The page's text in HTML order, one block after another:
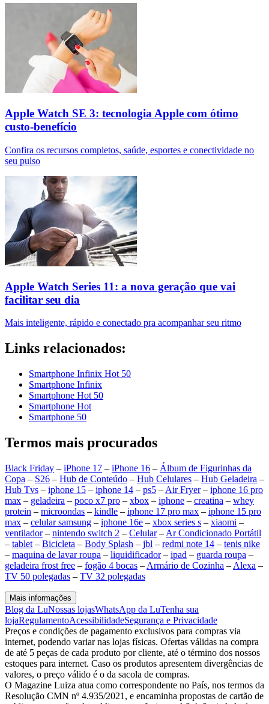
Apple Watch SE 3: tecnologia Apple com ótimo
custo-benefício
Confira os recursos completos, saúde, esportes e conectividade no
seu pulso
Apple Watch Series 11: a nova geração que vai
facilitar seu dia
Mais inteligente, rápido e conectado pra acompanhar seu ritmo
Links relacionados:
Smartphone Infinix Hot 50
Smartphone Infinix
Smartphone Hot 50
Smartphone Hot
Smartphone 50
Termos mais procurados
Black Friday – iPhone 17 – iPhone 16 – Álbum de Figurinhas da
Copa – S26 – Hub de Conteúdo – Hub Celulares – Hub Geladeira –
Hub Tvs – iphone 15 – iphone 14 – ps5 – Air Fryer– iphone 16 pro
max – geladeira – poco x7 pro – xbox – iphone – creatina – whey
protein – microondas – kindle – iphone 17 pro max – iphone 15 pro
max – celular samsung – iphone 16e – xbox series s – xiaomi –
ventilador– nintendo switch 2 – Celular– Ar Condicionado Portátil
– tablet – Bicicleta – Body Splash – jbl – redmi note 14 – tenis nike
– maquina de lavar roupa – liquidificador– ipad – guarda roupa –
geladeira frost free – fogão 4 bocas – Armário de Cozinha – Alexa –
TV 50 polegadas – TV 32 polegadas
Mais informações
Blog da LuNossas lojasWhatsApp da LuTenha sua
lojaRegulamentoAcessibilidadeSegurança e Privacidade
Preços e condições de pagamento exclusivos para compras via
internet, podendo variar nas lojas físicas. Ofertas válidas na compra
de até 5 peças de cada produto por cliente, até o término dos nossos
estoques para internet. Caso os produtos apresentem divergências de
valores, o preço válido é o da sacola de compras.
O Magazine Luiza atua como correspondente no País, nos termos da
Resolução CMN nº 4.935/2021, e encaminha propostas de cartão de